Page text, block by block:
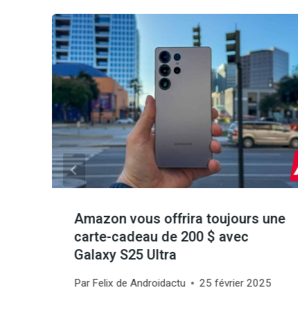
Amazon vous offrira toujours une
carte-cadeau de 200 $ avec
Galaxy S25 Ultra
Par Felix de Androidactu 25 février 2025